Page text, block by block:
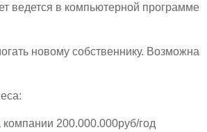
ведется в компьютерной программе
новому собственнику. Возможна
200.000.000руб/год